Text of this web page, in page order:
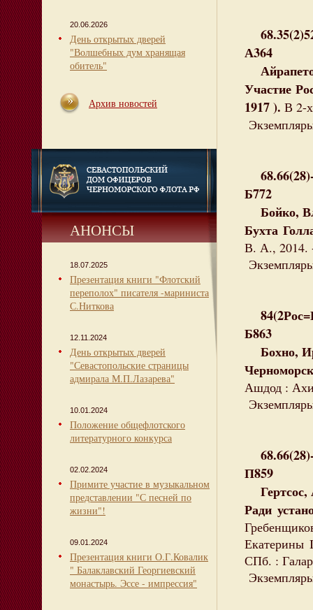
20.06.2026
День открытых дверей
"Волшебных дум хранящая
обитель"
Архив новостей
АНОНСЫ
18.07.2025
Презентация книги "Флотский
переполох" писателя -мариниста
С.Ниткова
12.11.2024
День открытых дверей
"Севастопольские страницы
адмирала М.П.Лазарева"
10.01.2024
Положение общефлотского
литературного конкурса
02.02.2024
Примите участие в музыкальном
представлении "С песней по
жизни"!
09.01.2024
Презентация книги О.Г.Ковалик
" Балаклавский Георгиевский
монастырь. Эссе - импрессия"
А364
Участие
1917 ). В 2-
Б772
Бойко,
Бухта
В. А., 2014.
Б863
Бохно,
Ашдод :
П859
Гертсос,
Ради
СПб. :